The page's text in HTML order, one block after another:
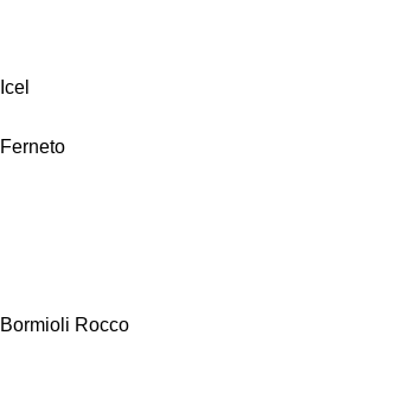
Icel
Ferneto
Bormioli Rocco